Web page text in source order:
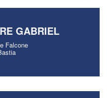
GABRIEL
Falcone